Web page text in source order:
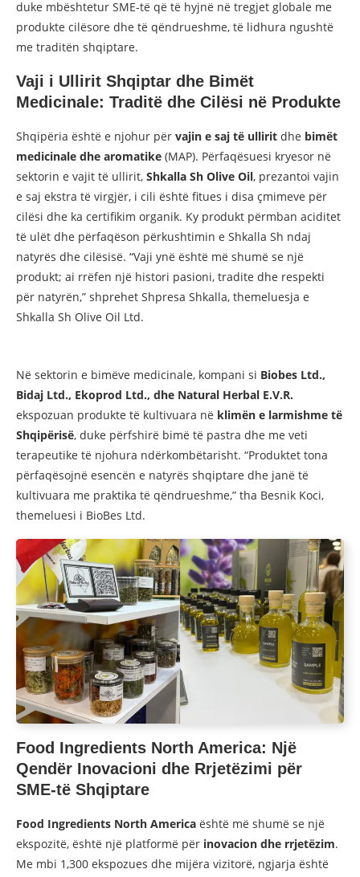
duke mbështetur SME-të që të hyjnë në tregjet globale me
produkte cilësore dhe të qëndrueshme, të lidhura ngushtë
me traditën shqiptare.
Vaji i Ullirit Shqiptar dhe Bimët
Medicinale: Traditë dhe Cilësi në Produkte
Shqipëria është e njohur për vajin e saj të ullirit dhe bimët
medicinale dhe aromatike (MAP). Përfaqësuesi kryesor në
sektorin e vajit të ullirit, Shkalla Sh Olive Oil, prezantoi vajin
e saj ekstra të virgjër, i cili është fitues i disa çmimeve për
cilësi dhe ka certifikim organik. Ky produkt përmban aciditet
të ulët dhe përfaqëson përkushtimin e Shkalla Sh ndaj
natyrës dhe cilësisë. “Vaji ynë është më shumë se një
produkt; ai rrëfen një histori pasioni, tradite dhe respekti
për natyrën,” shprehet Shpresa Shkalla, themeluesja e
Shkalla Sh Olive Oil Ltd.
Në sektorin e bimëve medicinale, kompani si Biobes Ltd.,
Bidaj Ltd., Ekoprod Ltd., dhe Natural Herbal E.V.R.
ekspozuan produkte të kultivuara në klimën e larmishme të
Shqipërisë, duke përfshirë bimë të pastra dhe me veti
terapeutike të njohura ndërkombëtarisht. “Produktet tona
përfaqësojnë esencën e natyrës shqiptare dhe janë të
kultivuara me praktika të qëndrueshme,” tha Besnik Koci,
themeluesi i BioBes Ltd.
Food Ingredients North America: Një
Qendër Inovacioni dhe Rrjetëzimi për
SME-të Shqiptare
Food Ingredients North America është më shumë se një
ekspozitë, është një platformë për inovacion dhe rrjetëzim.
Me mbi 1,300 ekspozues dhe mijëra vizitorë, ngjarja është